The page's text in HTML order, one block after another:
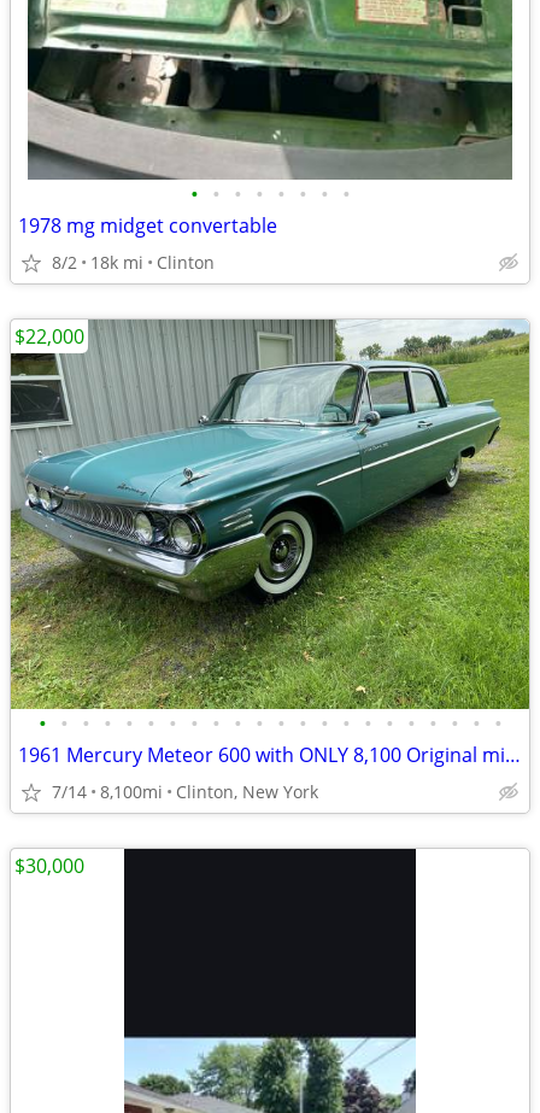
• • • • • • • •
1978 mg midget convertable
8/2 18k mi Clinton
• • • • • • • • • • • • • • • • • • • • • •
1961 Mercury Meteor 600 with ONLY 8,100 Original miles
7/14 8,100mi Clinton, New York
$22,000
$30,000